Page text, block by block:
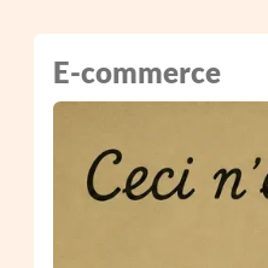
E-commerce